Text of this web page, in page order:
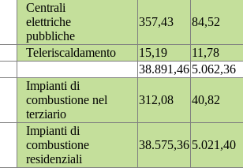
Centrali
elettriche
pubbliche
357,43 84,52
Teleriscaldamento 15,19
11,78
38.891,46 5.062,36
Impianti di
combustione nel
terziario
312,08 40,82
Impianti di
combustione
residenziali
38.575,36 5.021,40